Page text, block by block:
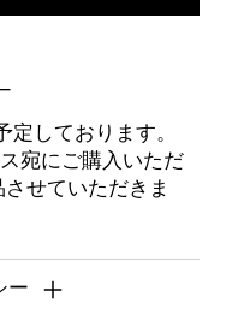
しております。
宛にご購入いただ
せていただきま
ー